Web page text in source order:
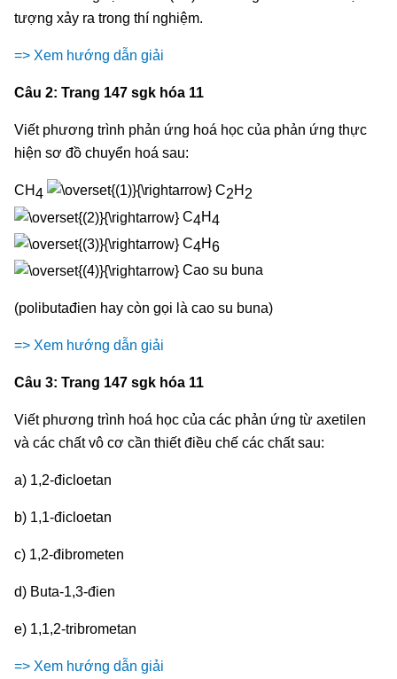
tượng xảy ra trong thí nghiệm.
=> Xem hướng dẫn giải
Câu 2: Trang 147 sgk hóa 11
Viết phương trình phản ứng hoá học của phản ứng thực
hiện sơ đồ chuyển hoá sau:
CH4 C2H 2
C4H4
C4H6
Cao su buna
(polibutađien hay còn gọi là cao su buna)
=> Xem hướng dẫn giải
Câu 3: Trang 147 sgk hóa 11
Viết phương trình hoá học của các phản ứng từ axetilen
và các chất vô cơ cần thiết điều chế các chất sau:
a) 1,2-đicloetan
b) 1,1-đicloetan
c) 1,2-đibrometen
d) Buta-1,3-đien
e) 1,1,2-tribrometan
=> Xem hướng dẫn giải